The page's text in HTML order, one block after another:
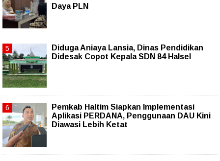
Daya PLN
Diduga Aniaya Lansia, Dinas Pendidikan
Didesak Copot Kepala SDN 84 Halsel
Pemkab Haltim Siapkan Implementasi
Aplikasi PERDANA, Penggunaan DAU Kini
Diawasi Lebih Ketat